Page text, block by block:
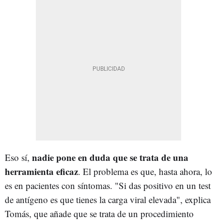
Eso sí, nadie pone en duda que se trata de una
herramienta eficaz. El problema es que, hasta ahora, lo
es en pacientes con síntomas. "Si das positivo en un test
de antígeno es que tienes la carga viral elevada", explica
Tomás, que añade que se trata de un procedimiento